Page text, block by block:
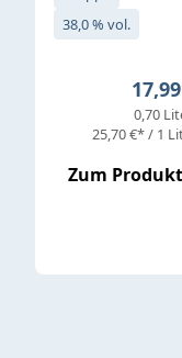
38,0 % vol.
0,70
25,70 €* / 1
Zum Produkt